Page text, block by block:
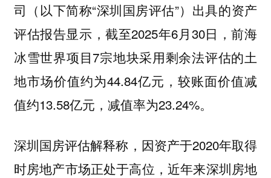
司（以下简称“深圳国房评估”）出具的资产
评估报告显示，截至2025年6月30日，前海
冰雪世界项目7宗地块采用剩余法评估的土
地市场价值约为44.84亿元，较账面价值减
值约13.58亿元，减值率为23.24%。
深圳国房评估解释称，因资产于2020年取得
时房地产市场正处于高位，近年来深圳房地